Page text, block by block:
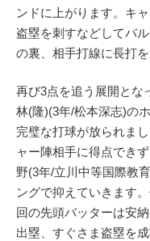
ンドに上がります。キ
盗塁を刺すなどしてバ
の裏、相手打線に長打
再び3点を追う展開とな
林(隆)(3年/松本深志)の
完璧な打球が放られま
ャー陣相手に得点でき
野(3年/立川中等国際教
ングで抑えていきます
回の先頭バッターは安
出塁、すぐさま盗塁を